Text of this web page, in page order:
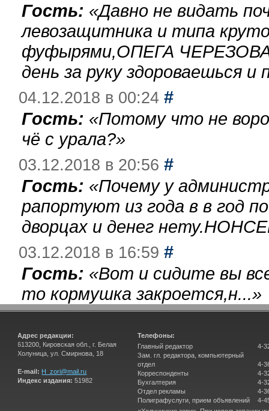
Гость: «Давно не видать
левозащитника и типа
фуфырями,ОПЕГА
день за руку здороваешься
04.12.2018 в 00:24 #
Гость: «Потому что не
чё с урала?»
03.12.2018 в 20:56 #
Гость: «Почему у
рапортуют из года в в год
дворцах и денег
03.12.2018 в 16:59 #
Гость: «Вот и сидите вы
то кормушка закроется,н...»
Адрес редакции:
613200, Кировская обл., г. Белая
Холуница, ул. Смирнова, 18
E-mail: H_zori@mail.ru
Индекс издания: 51982
Телефоны:
Главный редактор
Зам. гл. редактора, компьютерный
отдел
Корреспонденты
Бухгалтерия
Отдел рекламы
Полиграфуслуги, прием объявлений
4-
4-
4-
4-
4-
4-